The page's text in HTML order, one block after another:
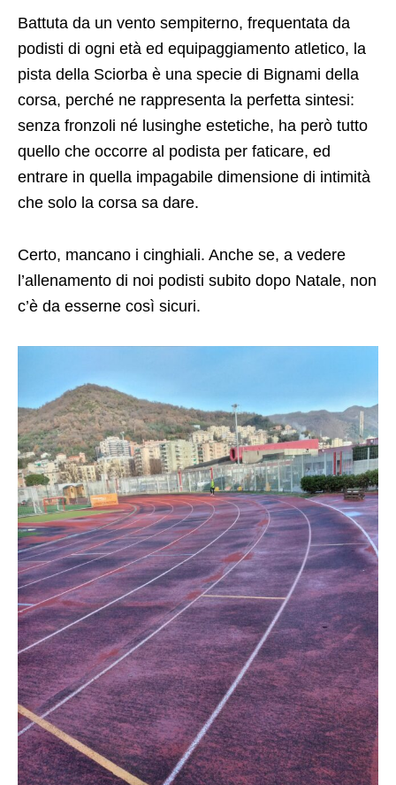
Battuta da un vento sempiterno, frequentata da
podisti di ogni età ed equipaggiamento atletico, la
pista della Sciorba è una specie di Bignami della
corsa, perché ne rappresenta la perfetta sintesi:
senza fronzoli né lusinghe estetiche, ha però tutto
quello che occorre al podista per faticare, ed
entrare in quella impagabile dimensione di intimità
che solo la corsa sa dare.
Certo, mancano i cinghiali. Anche se, a vedere
l’allenamento di noi podisti subito dopo Natale, non
c’è da esserne così sicuri.